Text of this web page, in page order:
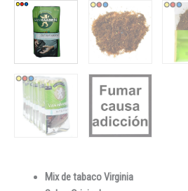
Mix de tabaco Virginia